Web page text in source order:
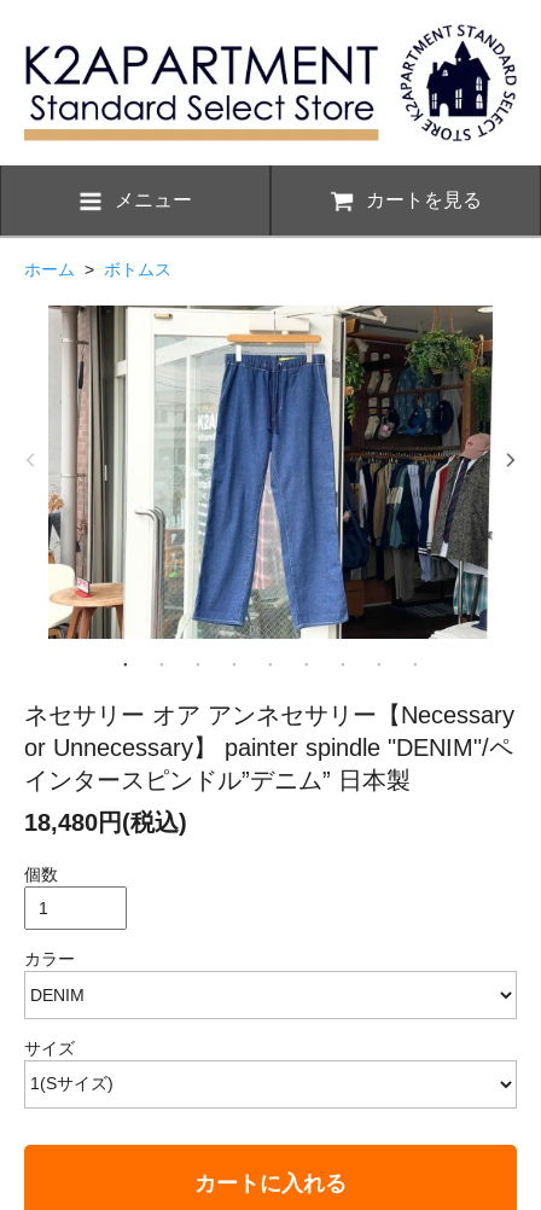
メニュー カートを見る
ホーム > ボトムス
ネセサリー オア アンネセサリー【Necessary
or Unnecessary】 painter spindle "DENIM"/ペ
インタースピンドル”デニム” 日本製
18,480円(税込)
個数
カラー
サイズ
カートに入れる